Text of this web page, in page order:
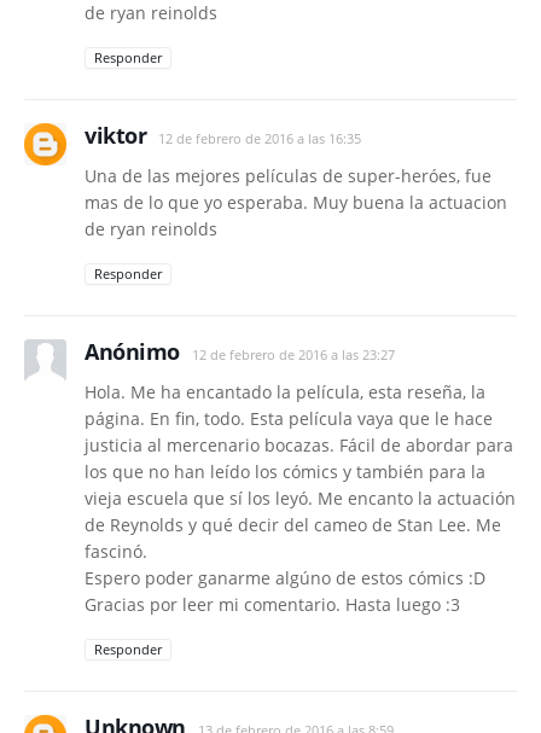
de ryan reinolds
Responder
viktor 12 de febrero de 2016 a las 16:35
Una de las mejores películas de super-heróes, fue
mas de lo que yo esperaba. Muy buena la actuacion
de ryan reinolds
Responder
Anónimo 12 de febrero de 2016 a las 23:27
Hola. Me ha encantado la película, esta reseña, la
página. En fin, todo. Esta película vaya que le hace
justicia al mercenario bocazas. Fácil de abordar para
los que no han leído los cómics y también para la
vieja escuela que sí los leyó. Me encanto la actuación
de Reynolds y qué decir del cameo de Stan Lee. Me
fascinó.
Espero poder ganarme algúno de estos cómics :D
Gracias por leer mi comentario. Hasta luego :3
Responder